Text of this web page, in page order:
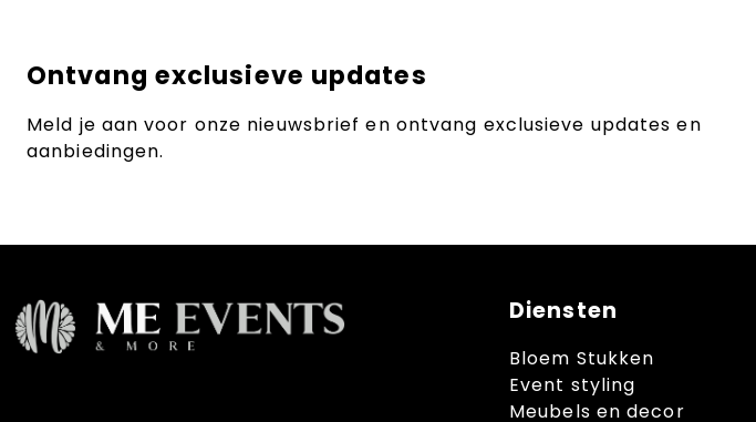
Ontvang exclusieve updates
Meld je aan voor onze nieuwsbrief en ontvang exclusieve updates en
aanbiedingen.
Diensten
Bloem Stukken
Event styling
Meubels en decor